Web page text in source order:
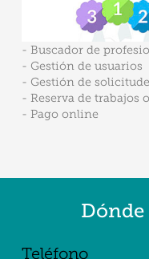
- Buscador de
- Gestión de usuarios
- Gestión de
- Reserva de trabajos
- Pago online
Teléfono